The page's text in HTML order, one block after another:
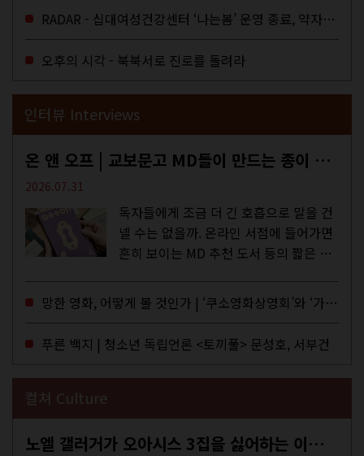
을 결정하는 심의기구인 최저임금위원회
에 대한 소식을 전하는 기사였는데,...
RADAR - 십대여성건강센터 ‘나는봄’ 운영 종료, 약자로부터 멀어지는 도시
오후의 시각 - 북북서로 진로를 돌려라
인터뷰 Interviews
온 앤 오프 | 교보문고 MD들이 만드는 종이 잡지 <어떤>
2026.07.31
독자들에게 조금 더 긴 호흡으로 말을 건
넬 수는 없을까. 온라인 서점에 들어가면
흔히 보이는 MD 추천 도서 등의 짧은 문
MD들의 고민 끝에 세상 밖으로 나온 종
이 잡지 어떤(otton). 지난해 12월...
망한 영화, 어떻게 볼 것인가 | ‘쿠소영화상영회’와 ‘가자미’의 이야기
푸른 백지 | 청소년 독립언론 <토끼풀> 문성호, 서부건
컬쳐 Culture
노엘 갤러거가 오아시스 3집을 싫어하는 이유 | DEFINITELY MAYBE, AGAIN